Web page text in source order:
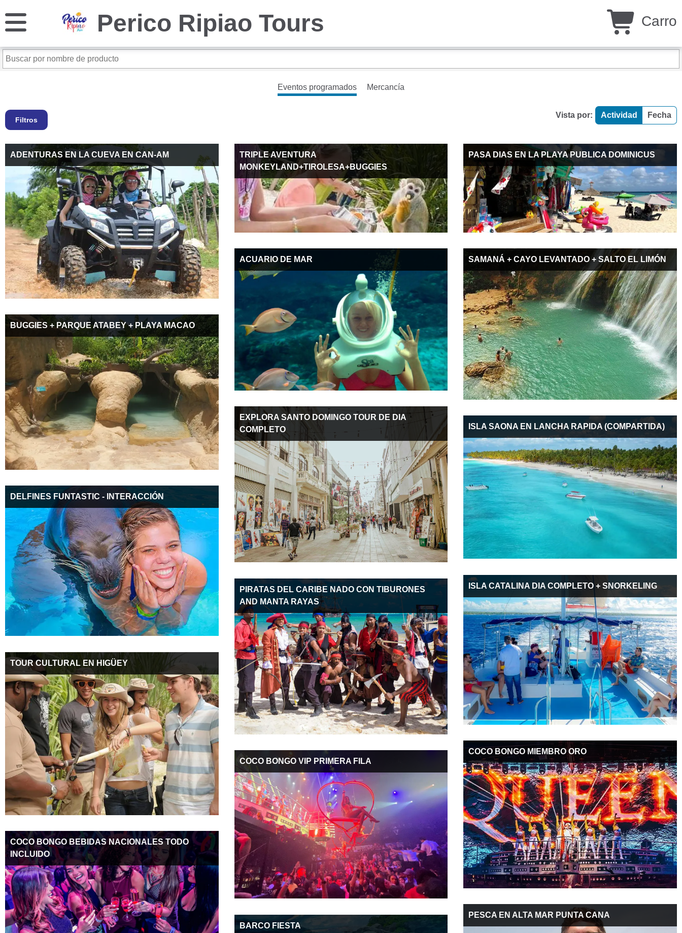
Perico Ripiao Tours Carro
Eventos programados Mercancía
Filtros
Vista por: Actividad Fecha
ADENTURAS EN LA CUEVA EN CAN-AM
TRIPLE AVENTURA
MONKEYLAND+TIROLESA+BUGGIES
PASA DIAS EN LA PLAYA PUBLICA DOMINICUS
BUGGIES + PARQUE ATABEY + PLAYA MACAO
ACUARIO DE MAR SAMANÁ + CAYO LEVANTADO + SALTO EL LIMÓN
DELFINES FUNTASTIC - INTERACCIÓN
EXPLORA SANTO DOMINGO TOUR DE DIA
COMPLETO
ISLA SAONA EN LANCHA RAPIDA (COMPARTIDA)
TOUR CULTURAL EN HIGÜEY
PIRATAS DEL CARIBE NADO CON TIBURONES
AND MANTA RAYAS
ISLA CATALINA DIA COMPLETO + SNORKELING
COCO BONGO BEBIDAS NACIONALES TODO
INCLUIDO
COCO BONGO VIP PRIMERA FILA
COCO BONGO MIEMBRO ORO
BARCO FIESTA
PESCA EN ALTA MAR PUNTA CANA